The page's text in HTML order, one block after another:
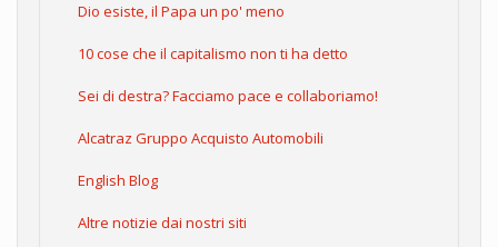
Dio esiste, il Papa un po' meno
10 cose che il capitalismo non ti ha detto
Sei di destra? Facciamo pace e collaboriamo!
Alcatraz Gruppo Acquisto Automobili
English Blog
Altre notizie dai nostri siti